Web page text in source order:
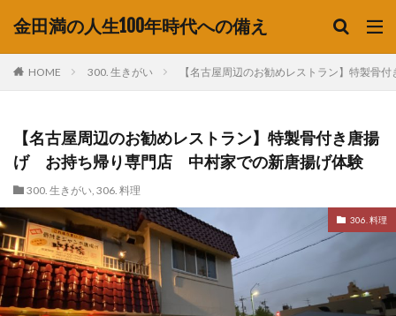
金田満の人生100年時代への備え
HOME 300. 生きがい 【名古屋周辺のお勧めレストラン】特製
【名古屋周辺のお勧めレストラン】特製骨付き唐揚
げ お持ち帰り専門店 中村家での新唐揚げ体験
300. 生きがい, 306. 料理
306. 料理